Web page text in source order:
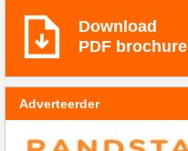
Download
PDF brochure
Adverteerder